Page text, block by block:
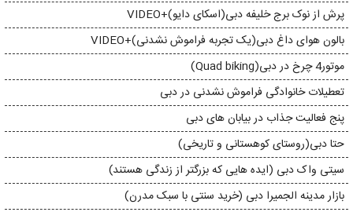
پرش از نوک برج خلیفه دبی(اسکای دایو)+VIDEO
بالون هوای داغ دبی(یک تجربه فراموش نشدنی)+VIDEO
موتور4 چرخ در دبی(Quad biking)
تعطیلات خانوادگی فراموش نشدنی در دبی
پنج فعالیت جذاب در بیابان های دبی
حتا دبی(روستای کوهستانی و تاریخی)
سیتی واک دبی (ایده هایی که بزرگتر از زندگی هستند)
بازار مدینه الجمیرا دبی (خرید سنتی با سبک مدرن)